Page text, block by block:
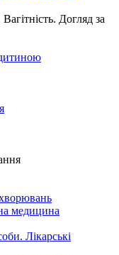
Догляд за
дитиною
медицина
Лікарські